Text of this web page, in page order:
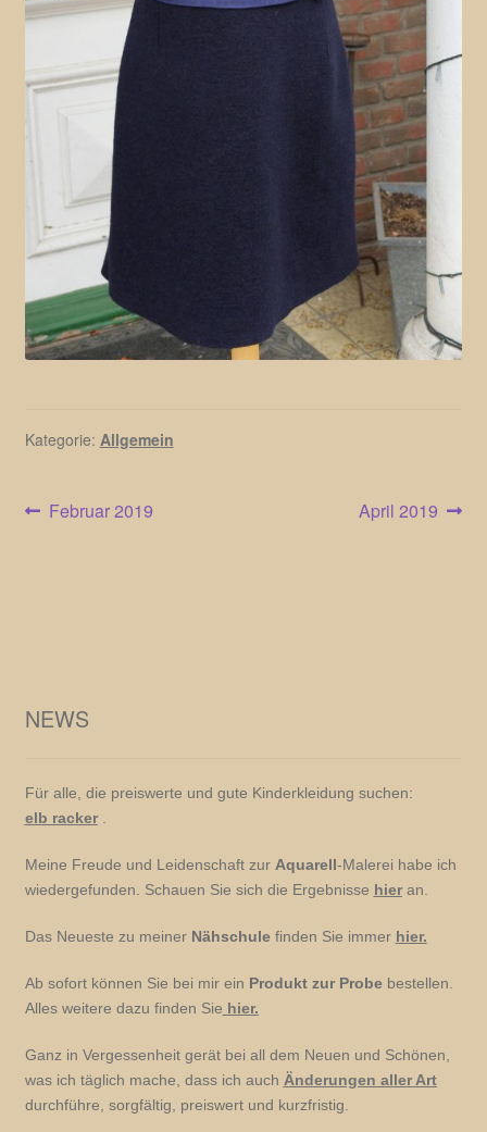
Kategorie: Allgemein
Beitragsnavigation
Vorheriger
Februar 2019
Nächster
April 2019
NEWS
Für alle, die preiswerte und gute Kinderkleidung suchen:
elb racker.
Meine Freude und Leidenschaft zur Aquarell-Malerei habe ich
wiedergefunden. Schauen Sie sich die Ergebnisse hieran.
Das Neueste zu meiner Nähschulefinden Sie immer hier.
Ab sofort können Sie bei mir ein Produkt zur Probebestellen.
Alles weitere dazu finden Sie hier.
Ganz in Vergessenheit gerät bei all dem Neuen und Schönen,
was ich täglich mache, dass ich auch Änderungen aller Art
durchführe, sorgfältig, preiswert und kurzfristig.